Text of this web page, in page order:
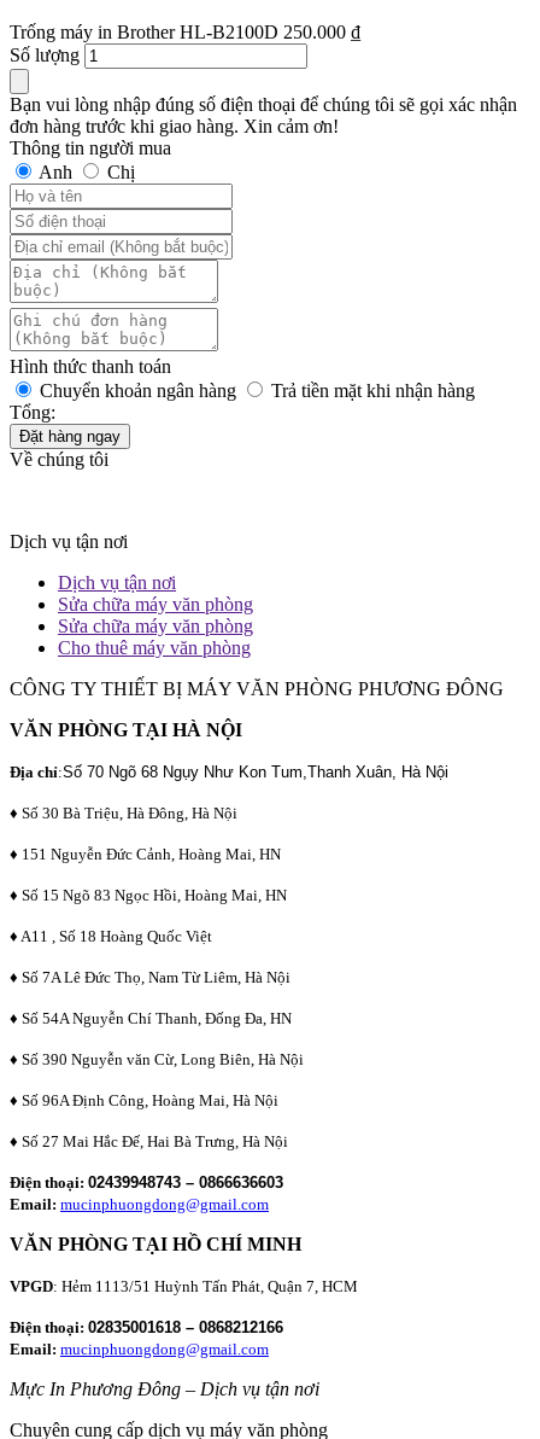
Trống máy in Brother HL-B2100D 250.000 ₫
Số lượng
Bạn vui lòng nhập đúng số điện thoại để chúng tôi sẽ gọi xác nhận
đơn hàng trước khi giao hàng. Xin cảm ơn!
Thông tin người mua
Anh
Chị
Hình thức thanh toán
Chuyển khoản ngân hàng
Trả tiền mặt khi nhận hàng
Tổng:
Đặt hàng ngay
Về chúng tôi
Dịch vụ tận nơi
Dịch vụ tận nơi
Sửa chữa máy văn phòng
Sửa chữa máy văn phòng
Cho thuê máy văn phòng
CÔNG TY THIẾT BỊ MÁY VĂN PHÒNG PHƯƠNG ĐÔNG
VĂN PHÒNG TẠI HÀ NỘI
Địa chỉ:Số 70 Ngõ 68 Ngụy Như Kon Tum,Thanh Xuân, Hà Nội
♦ Số 30 Bà Triệu, Hà Đông, Hà Nội
♦ 151 Nguyễn Đức Cảnh, Hoàng Mai, HN
♦ Số 15 Ngõ 83 Ngọc Hồi, Hoàng Mai, HN
♦ A11 , Số 18 Hoàng Quốc Việt
♦ Số 7A Lê Đức Thọ, Nam Từ Liêm, Hà Nội
♦ Số 54A Nguyễn Chí Thanh, Đống Đa, HN
♦ Số 390 Nguyễn văn Cừ, Long Biên, Hà Nội
♦ Số 96A Định Công, Hoàng Mai, Hà Nội
♦ Số 27 Mai Hắc Đế, Hai Bà Trưng, Hà Nội
Điện thoại: 02439948743 – 0866636603
Email: mucinphuongdong@gmail.com
VĂN PHÒNG TẠI HỒ CHÍ MINH
VPGD: Hẻm 1113/51 Huỳnh Tấn Phát, Quận 7, HCM
Điện thoại: 02835001618 – 0868212166
Email: mucinphuongdong@gmail.com
Mực In Phương Đông – Dịch vụ tận nơi
Chuyên cung cấp dịch vụ máy văn phòng